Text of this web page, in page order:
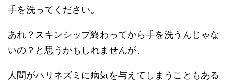
手を洗ってください。
あれ？スキンシップ終わってから手を洗うんじゃな
いの？と思うかもしれませんが、
人間がハリネズミに病気を与えてしまうこともある